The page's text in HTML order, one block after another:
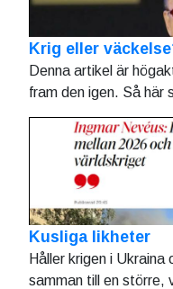
Krig eller
Denna artikel är
fram den igen. Så här
Kusliga likheter
Håller krigen i
samman till en större,